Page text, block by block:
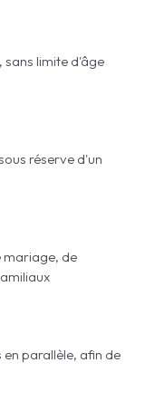
sans limite d'âge
réserve d'un
mariage, de
parallèle, afin de